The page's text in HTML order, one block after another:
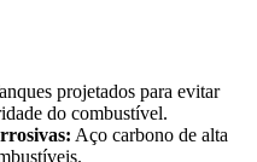
projetados para evitar
do combustível.
Aço carbono de alta